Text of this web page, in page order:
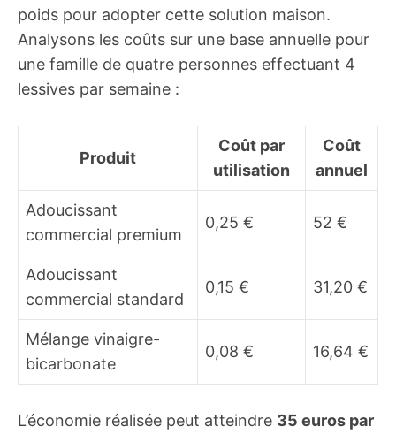
poids pour adopter cette solution maison.
Analysons les coûts sur une base annuelle pour
une famille de quatre personnes effectuant 4
lessives par semaine :
Produit
Coût par
utilisation
Coût
annuel
Adoucissant
commercial premium
0,25 € 52 €
Adoucissant
commercial standard
0,15 € 31,20 €
Mélange vinaigre-
bicarbonate
0,08 € 16,64 €
L’économie réalisée peut atteindre 35 euros par